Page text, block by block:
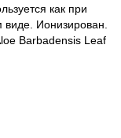
как при
виде. Ионизирован.
Barbadensis Leaf